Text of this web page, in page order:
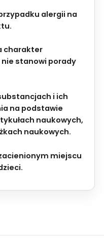
alergii na
charakter
stanowi porady
i ich
na podstawie
naukowych,
naukowych.
miejscu